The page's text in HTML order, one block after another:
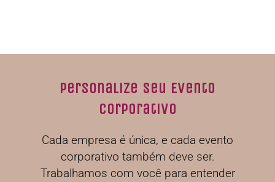
Personalize Seu Evento
Corporativo
Cada empresa é única, e cada evento
corporativo também deve ser.
Trabalhamos com você para entender